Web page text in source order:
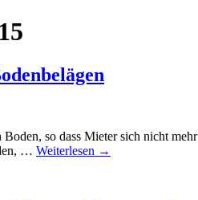
so dass Mieter sich nicht
… Weiterlesen →